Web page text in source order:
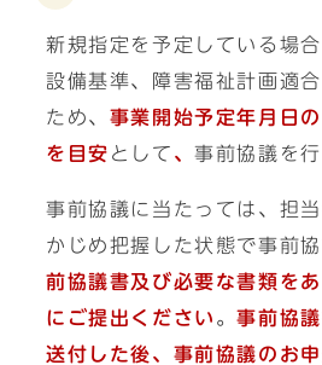
新規指定を予定している場
設備基準、障害福祉計画適
ため、 事業開始予定年月日
を目安 として 、事前協議を
事前協議に当たっては、担
かじめ把握した状態で事前
前協議書及び必要な書類を
にご提出ください 。事前協
送付した後、事前協議のお